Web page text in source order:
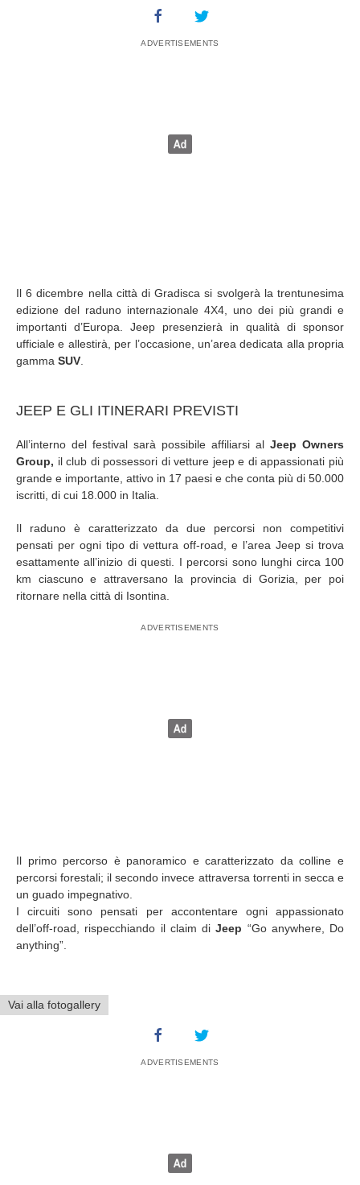
Il 6 dicembre nella città di Gradisca si svolgerà la trentunesima
edizione del raduno internazionale 4X4, uno dei più grandi e
importanti d’Europa. Jeep presenzierà in qualità di sponsor
ufficiale e allestirà, per l’occasione, un’area dedicata alla propria
gamma SUV
JEEP E GLI ITINERARI PREVISTI
All’interno del festival sarà possibile affiliarsi al Jeep Owners
Group, il club di possessori di vetture jeep e di appassionati più
grande e importante, attivo in 17 paesi e che conta più di 50.000
iscritti, di cui 18.000 in Italia.
Il raduno è caratterizzato da due percorsi non competitivi
pensati per ogni tipo di vettura off-road, e l’area Jeep si trova
esattamente all’inizio di questi. I percorsi sono lunghi circa 100
km ciascuno e attraversano la provincia di Gorizia, per poi
ritornare nella città di Isontina.
Il primo percorso è panoramico e caratterizzato da colline e
percorsi forestali; il secondo invece attraversa torrenti in secca e
un guado impegnativo.
I circuiti sono pensati per accontentare ogni appassionato
dell’off-road, rispecchiando il claim diJeep “Go anywhere, Do
anything”.
Vai alla fotogallery